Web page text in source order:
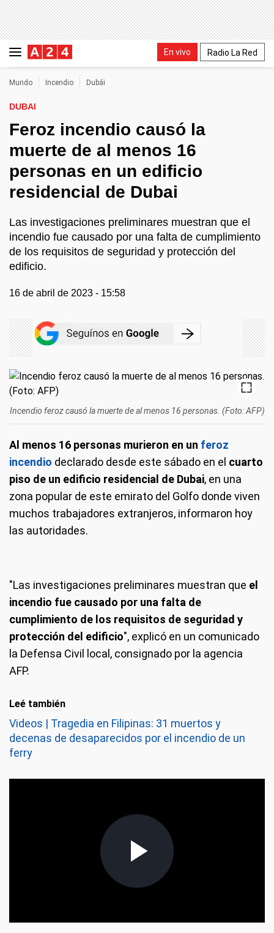
En vivo Radio La Red
Mundo Incendio Dubái
DUBAI
Feroz incendio causó la
muerte de al menos 16
personas en un edificio
residencial de Dubai
Las investigaciones preliminares muestran que el
incendio fue causado por una falta de cumplimiento
de los requisitos de seguridad y protección del
edificio.
16 de abril de 2023 - 15:58
Incendio feroz causó la muerte de al menos 16 personas. (Foto: AFP)
Al menos 16 personas murieron en un feroz
incendio declarado desde este sábado en el cuarto
piso de un edificio residencial de Dubai, en una
zona popular de este emirato del Golfo donde viven
muchos trabajadores extranjeros, informaron hoy
las autoridades.
"Las investigaciones preliminares muestran que el
incendio fue causado por una falta de
cumplimiento de los requisitos de seguridad y
protección del edificio", explicó en un comunicado
la Defensa Civil local, consignado por la agencia
AFP.
Leé también
Videos | Tragedia en Filipinas: 31 muertos y
decenas de desaparecidos por el incendio de un
ferry